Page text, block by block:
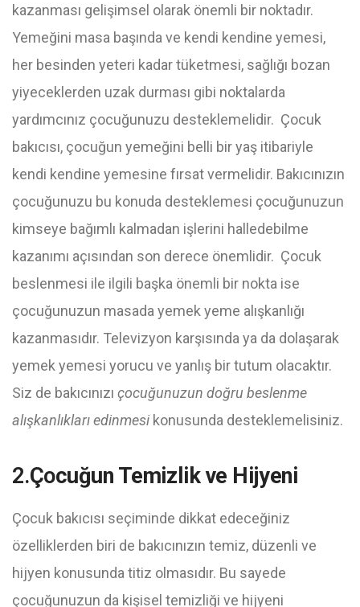
kazanması gelişimsel olarak önemli bir noktadır.
Yemeğini masa başında ve kendi kendine yemesi,
her besinden yeteri kadar tüketmesi, sağlığı bozan
yiyeceklerden uzak durması gibi noktalarda
yardımcınız çocuğunuzu desteklemelidir. Çocuk
bakıcısı, çocuğun yemeğini belli bir yaş itibariyle
kendi kendine yemesine fırsat vermelidir. Bakıcınızın
çocuğunuzu bu konuda desteklemesi çocuğunuzun
kimseye bağımlı kalmadan işlerini halledebilme
kazanımı açısından son derece önemlidir. Çocuk
beslenmesi ile ilgili başka önemli bir nokta ise
çocuğunuzun masada yemek yeme alışkanlığı
kazanmasıdır. Televizyon karşısında ya da dolaşarak
yemek yemesi yorucu ve yanlış bir tutum olacaktır.
Siz de bakıcınızı çocuğunuzun doğru beslenme
alışkanlıkları edinmesi konusunda desteklemelisiniz.
2.Çocuğun Temizlik ve Hijyeni
Çocuk bakıcısı seçiminde dikkat edeceğiniz
özelliklerden biri de bakıcınızın temiz, düzenli ve
hijyen konusunda titiz olmasıdır. Bu sayede
çocuğunuzun da kişisel temizliği ve hijyeni